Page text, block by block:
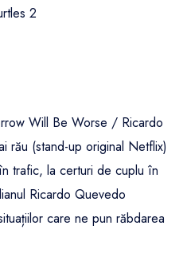
2
Will Be Worse / Ricardo
rău (stand-up original Netflix)
trafic, la certuri de cuplu în
Ricardo Quevedo
care ne pun răbdarea